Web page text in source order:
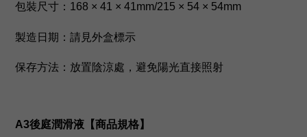
包裝尺寸：168 × 41 × 41mm/215 × 54 × 54mm
製造日期：請見外盒標示
保存方法：放置陰涼處，避免陽光直接照射
A3後庭潤滑液 【商品規格】